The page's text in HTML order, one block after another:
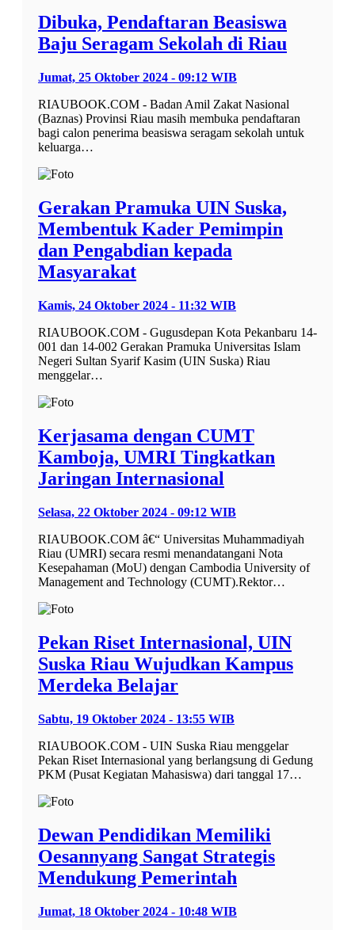
Dibuka, Pendaftaran Beasiswa
Baju Seragam Sekolah di Riau
Jumat, 25 Oktober 2024 - 09:12 WIB
RIAUBOOK.COM - Badan Amil Zakat Nasional
(Baznas) Provinsi Riau masih membuka pendaftaran
bagi calon penerima beasiswa seragam sekolah untuk
keluarga…
Gerakan Pramuka UIN Suska,
Membentuk Kader Pemimpin
dan Pengabdian kepada
Masyarakat
Kamis, 24 Oktober 2024 - 11:32 WIB
RIAUBOOK.COM - Gugusdepan Kota Pekanbaru 14-
001 dan 14-002 Gerakan Pramuka Universitas Islam
Negeri Sultan Syarif Kasim (UIN Suska) Riau
menggelar…
Kerjasama dengan CUMT
Kamboja, UMRI Tingkatkan
Jaringan Internasional
Selasa, 22 Oktober 2024 - 09:12 WIB
RIAUBOOK.COM â€“ Universitas Muhammadiyah
Riau (UMRI) secara resmi menandatangani Nota
Kesepahaman (MoU) dengan Cambodia University of
Management and Technology (CUMT).Rektor…
Pekan Riset Internasional, UIN
Suska Riau Wujudkan Kampus
Merdeka Belajar
Sabtu, 19 Oktober 2024 - 13:55 WIB
RIAUBOOK.COM - UIN Suska Riau menggelar
Pekan Riset Internasional yang berlangsung di Gedung
PKM (Pusat Kegiatan Mahasiswa) dari tanggal 17…
Dewan Pendidikan Memiliki
Oesannyang Sangat Strategis
Mendukung Pemerintah
Jumat, 18 Oktober 2024 - 10:48 WIB